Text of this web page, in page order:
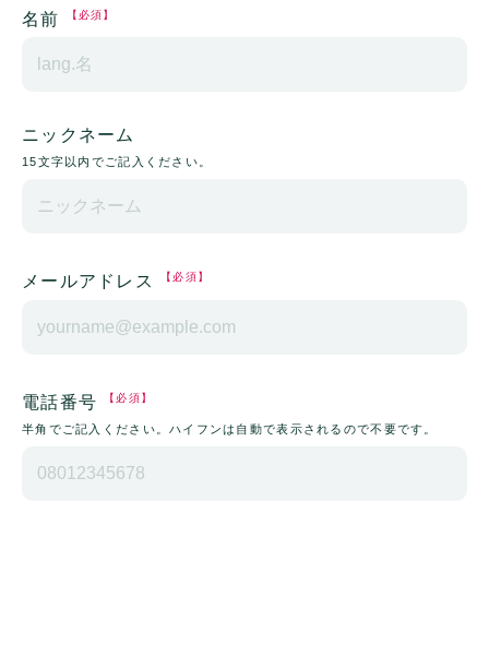
名前 【必須】
ニックネーム
15文字以内でご記入ください。
メールアドレス 【必須】
電話番号 【必須】
半角でご記入ください。ハイフンは自動で表示されるので不要です。